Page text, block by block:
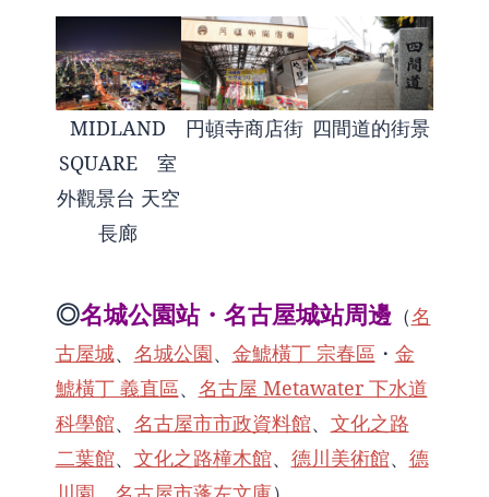
MIDLAND
SQUARE 室
外觀景台 天空
長廊
円頓寺商店街 四間道的街景
◎名城公園站・名古屋城站周邊（名
古屋城、 名城公園、 金鯱橫丁 宗春區 ・ 金
鯱橫丁 義直區、 名古屋 Metawater 下水道
科學館、 名古屋市市政資料館、 文化之路
二葉館、 文化之路橦木館、 德川美術館、 德